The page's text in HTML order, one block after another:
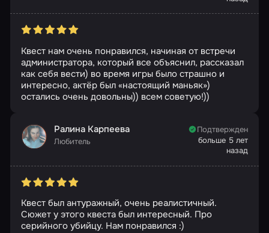
Квест нам очень понравился, начиная от встречи
администратора, который все объяснил, рассказал
как себя вести) во время игры было страшно и
интересно, актёр был «настоящий маньяк»)
остались очень довольны)) всем советую!))
Ралина Карпеева
Любитель
Подтвержден
больше 5 лет
назад
Квест был антуражный, очень реалистичный.
Сюжет у этого квеста был интересный. Про
серийного убийцу. Нам понравился :)